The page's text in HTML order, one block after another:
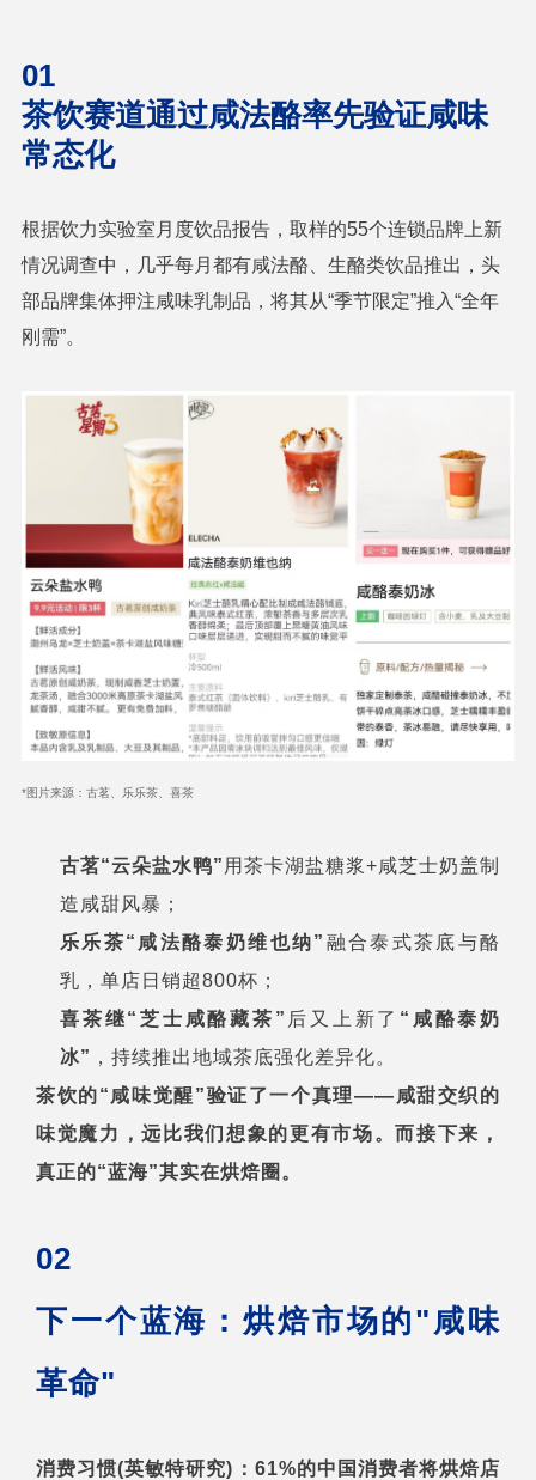
01
茶饮赛道通过咸法酪率先验证咸味
常态化
根据饮力实验室月度饮品报告，取样的55个连锁品牌上新
情况调查中，几乎每月都有咸法酪、生酪类饮品推出，头
部品牌集体押注咸味乳制品，将其从“季节限定”推入“全年
刚需”。
*图片来源：古茗、乐乐茶、喜茶
古茗“云朵盐水鸭” 用茶卡湖盐糖浆+咸芝士奶盖制
造咸甜风暴；
乐乐茶“咸法酪泰奶维也纳” 融合泰式茶底与酪
乳，单店日销超800杯；
喜茶继“芝士咸酪藏茶” 后又上新了 “咸酪泰奶
冰” ，持续推出地域茶底强化差异化。
茶饮的“咸味觉醒”验证了一个真理——咸甜交织的
味觉魔力，远比我们想象的更有市场。而接下来，
真正的“蓝海”其实在烘焙圈。
02
下一个蓝海：烘焙市场的"咸味
革命"
消费习惯(英敏特研究)： 61%的中国消费者将烘焙店